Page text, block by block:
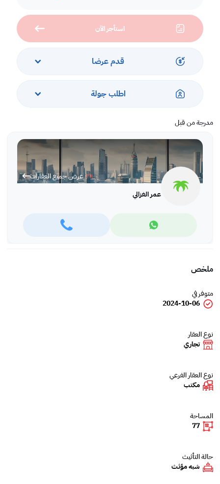
استأجر الآن
قدم عرضا
اطلب جولة
مدرجة من قبل
عرض جميع العقارات
عمر الغزالي
ملخص
متوفر في
2024-10-06
نوع العقار
تجاري
نوع العقار الفرعي
مكتب
المساحة
77
حالة التأثيث
شبه مؤثث